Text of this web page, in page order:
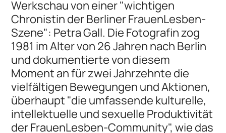
Werkschau von einer "wichtigen
Chronistin der Berliner FrauenLesben-
Szene": Petra Gall. Die Fotografin zog
1981 im Alter von 26 Jahren nach Berlin
und dokumentierte von diesem
Moment an für zwei Jahrzehnte die
vielfältigen Bewegungen und Aktionen,
überhaupt "die umfassende kulturelle,
intellektuelle und sexuelle Produktivität
der FrauenLesben-Community", wie das